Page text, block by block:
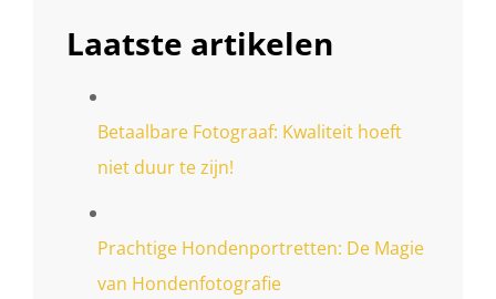
Laatste artikelen
Betaalbare Fotograaf: Kwaliteit hoeft
niet duur te zijn!
Prachtige Hondenportretten: De Magie
van Hondenfotografie